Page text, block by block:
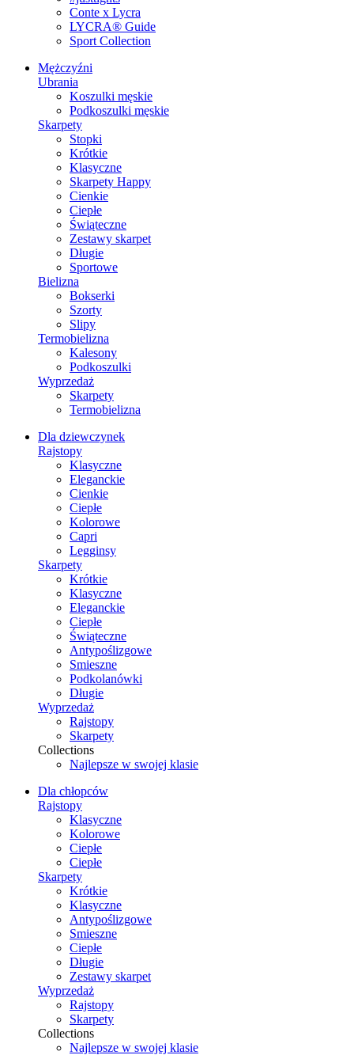
Conte x Lycra
LYCRA® Guide
Sport Сollection
Mężczyźni
Ubrania
Koszulki męskie
Podkoszulki męskie
Skarpety
Stopki
Krótkie
Klasyczne
Skarpety Happy
Cienkie
Ciepłe
Świąteczne
Zestawy skarpet
Długie
Sportowe
Bielizna
Bokserki
Szorty
Slipy
Termobielizna
Kalesony
Podkoszulki
Wyprzedaż
Skarpety
Termobielizna
Dla dziewczynek
Rajstopy
Klasyczne
Eleganckie
Cienkie
Ciepłe
Kolorowe
Capri
Legginsy
Skarpety
Krótkie
Klasyczne
Eleganckie
Ciepłe
Świąteczne
Antypoślizgowe
Smieszne
Podkolanówki
Długie
Wyprzedaż
Rajstopy
Skarpety
Collections
Najlepsze w swojej klasie
Dla chłopców
Rajstopy
Klasyczne
Kolorowe
Ciepłe
Ciepłe
Skarpety
Krótkie
Klasyczne
Antypoślizgowe
Smieszne
Ciepłe
Długie
Zestawy skarpet
Wyprzedaż
Rajstopy
Skarpety
Collections
Najlepsze w swojej klasie